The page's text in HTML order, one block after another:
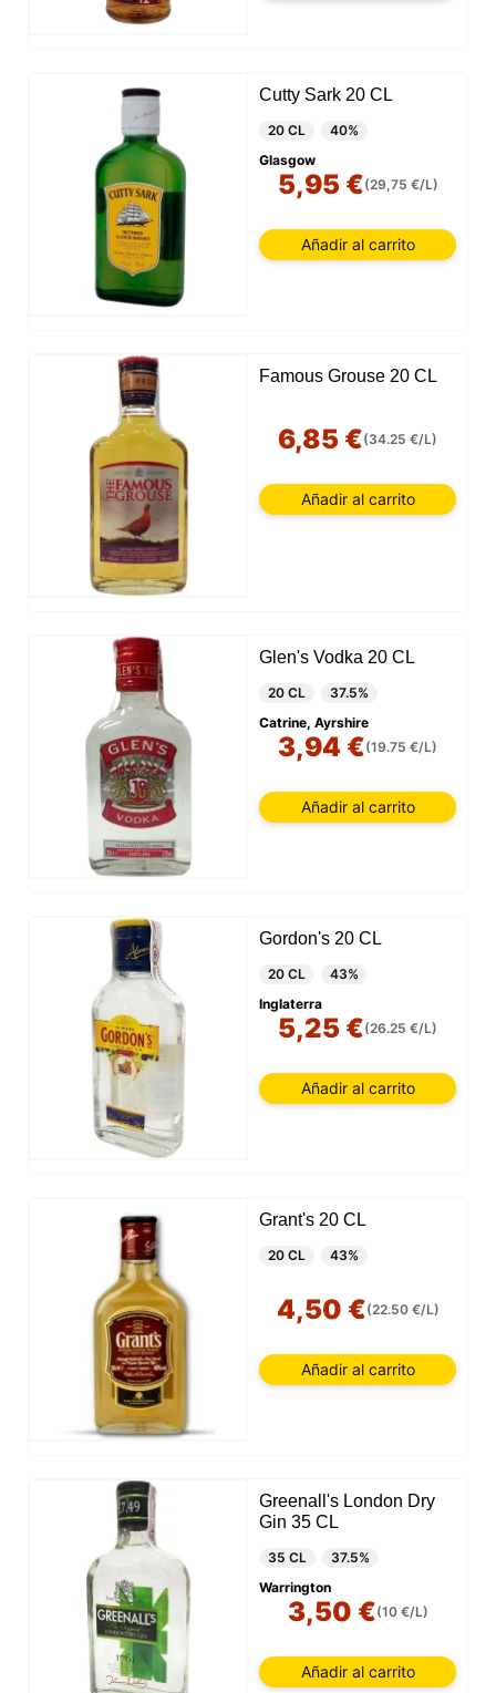
Cutty Sark 20 CL
20 CL
40%
Glasgow
5,95 €(29,75 €/L)
Añadir al carrito
Famous Grouse 20 CL
6,85 €(34.25 €/L)
Añadir al carrito
Glen's Vodka 20 CL
20 CL
37.5%
Catrine, Ayrshire
3,94 €(19.75 €/L)
Añadir al carrito
Gordon's 20 CL
20 CL
43%
Inglaterra
5,25 €(26.25 €/L)
Añadir al carrito
Grant's 20 CL
20 CL 43%
4,50 €(22.50 €/L)
Añadir al carrito
Greenall's London Dry
Gin 35 CL
35 CL
37.5%
Warrington
3,50 €(10 €/L)
Añadir al carrito
Este sitio web utiliza cookies
Nuestro sitio web utiliza cookies capaces de leer,
almacenar y escribir información en su navegador y
en su dispositivo. La información procesada por
estas tecnologías incluye datos relacionados con su
cuenta de usuario, que pueden incluir
identificadores personales (por ejemplo, dirección IP
y detalles de la sesión) e historial de navegación.
Utilizamos esta información para diversos fines: por
ejemplo, para acceder a su cuenta y recordar su
carrito de la compra, mantener la seguridad,
Puede rechazar todo tratamiento no esencial
eligiendo aceptar solo las cookies necesarias.
Puede personalizar su elección y seleccionar las
cookies que nos permite utilizar en su sesión.